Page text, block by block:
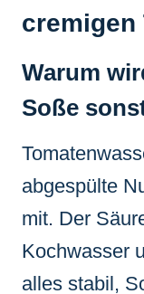
cremigen
Warum
Soße
abgespülte
mit. Der
Kochwasser
alles stabil,